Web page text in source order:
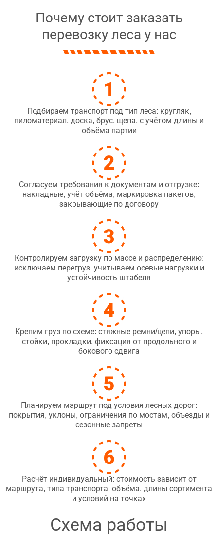
Почему стоит заказать
перевозку леса у нас
Подбираем транспорт под тип леса: кругляк,
пиломатериал, доска, брус, щепа, с учётом длины и
объёма партии
Согласуем требования к документам и отгрузке:
накладные, учёт объёма, маркировка пакетов,
закрывающие по договору
Контролируем загрузку по массе и распределению:
исключаем перегруз, учитываем осевые нагрузки и
устойчивость штабеля
Крепим груз по схеме: стяжные ремни/цепи, упоры,
стойки, прокладки, фиксация от продольного и
бокового сдвига
Планируем маршрут под условия лесных дорог:
покрытия, уклоны, ограничения по мостам, объезды и
сезонные запреты
Расчёт индивидуальный: стоимость зависит от
маршрута, типа транспорта, объёма, длины сортимента
и условий на точках
Схема работы